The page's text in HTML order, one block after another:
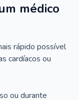
médico
rápido possível
cardíacos ou
ou durante